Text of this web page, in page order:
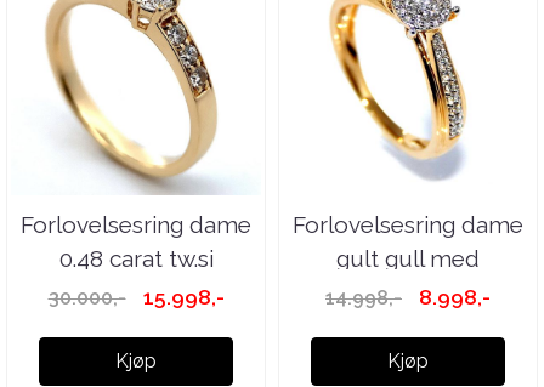
Forlovelsesring dame
0.48 carat tw.si
30.000,- 15.998,-
Kjøp
Forlovelsesring dame
gult gull med
diamanter ...
14.998,- 8.998,-
Kjøp